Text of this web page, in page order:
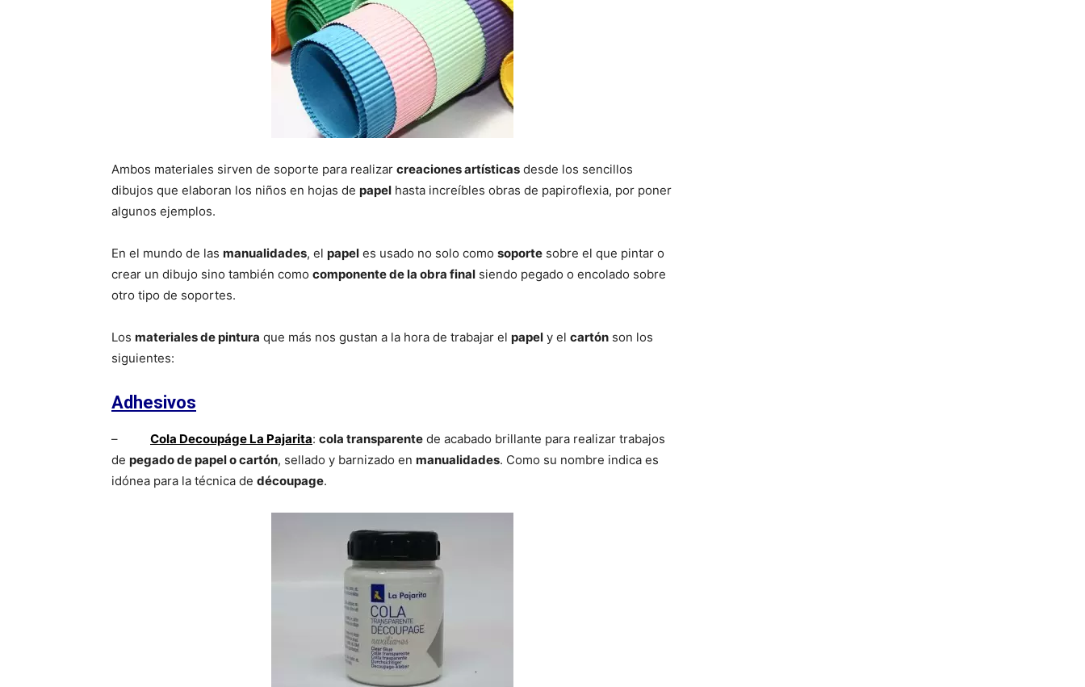
Ambos materiales sirven de soporte para realizar creaciones artísticas desde los sencillos
dibujos que elaboran los niños en hojas de papel hasta increíbles obras de papiroflexia, por poner
algunos ejemplos.
En el mundo de las manualidades, el papel es usado no solo como soporte sobre el que pintar o
crear un dibujo sino también como componente de la obra final siendo pegado o encolado sobre
otro tipo de soportes.
Los materiales de pintura que más nos gustan a la hora de trabajar el papel y el cartón son los
siguientes:
Adhesivos
– Cola Decoupáge La Pajarita: cola transparente de acabado brillante para realizar trabajos
de pegado de papel o cartón, sellado y barnizado en manualidades. Como su nombre indica es
idónea para la técnica de découpage.